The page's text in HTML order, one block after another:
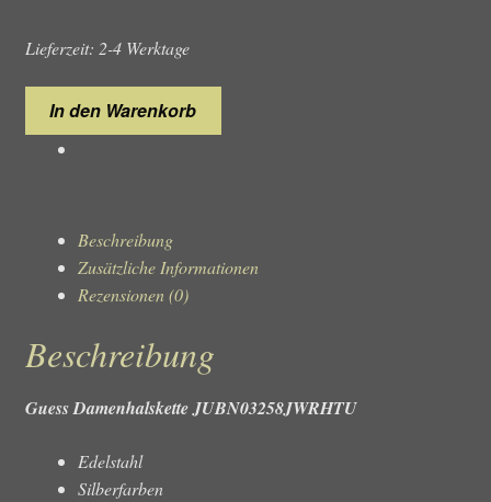
Lieferzeit: 2-4 Werktage
Guess
JUBN03258JWRHTU
In den Warenkorb
Beschreibung
Zusätzliche Informationen
Rezensionen (0)
Beschreibung
Guess Damenhalskette JUBN03258JWRHTU
Edelstahl
Silberfarben